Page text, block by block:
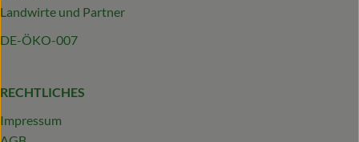
Landwirte und Partner
DE-ÖKO-007
RECHTLICHES
Impressum